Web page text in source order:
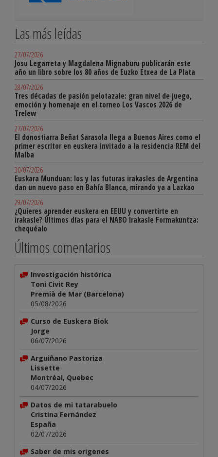
Las más leídas
27/07/2026
Josu Legarreta y Magdalena Mignaburu publicarán este
año un libro sobre los 80 años de Euzko Etxea de La Plata
28/07/2026
Tres décadas de pasión pelotazale: gran nivel de juego,
emoción y homenaje en el torneo Los Vascos 2026 de
Trelew
27/07/2026
El donostiarra Beñat Sarasola llega a Buenos Aires como el
primer escritor en euskera invitado a la residencia REM del
Malba
30/07/2026
Euskara Munduan: los y las futuras irakasles de Argentina
dan un nuevo paso en Bahía Blanca, mirando ya a Lazkao
29/07/2026
¿Quieres aprender euskera en EEUU y convertirte en
irakasle? Últimos días para el NABO Irakasle Formakuntza:
chequéalo
Últimos comentarios
Investigación histórica
Toni Civit Rey
Premià de Mar (Barcelona)
05/08/2026
Curso de Euskera Biok
Jorge
06/07/2026
Arguiñano Pastoriza
Lissette
Montréal, Quebec
04/07/2026
Datos de mi tatarabuelo
Cristina Fernández
España
02/07/2026
Saber de mis origenes